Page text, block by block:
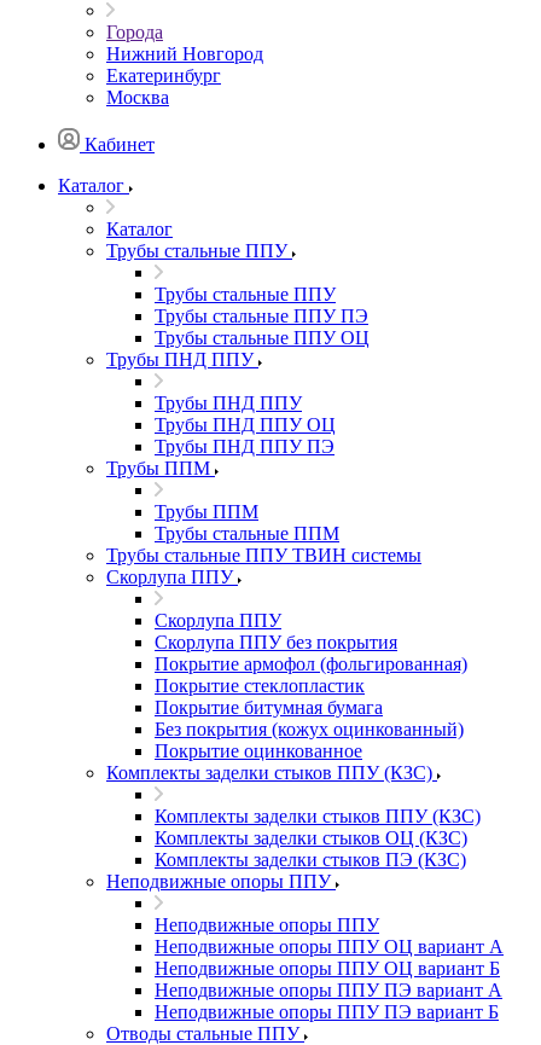
Города
Нижний Новгород
Екатеринбург
Москва
Кабинет
Каталог
Каталог
Трубы стальные ППУ
Трубы стальные ППУ
Трубы стальные ППУ ПЭ
Трубы стальные ППУ ОЦ
Трубы ПНД ППУ
Трубы ПНД ППУ
Трубы ПНД ППУ ОЦ
Трубы ПНД ППУ ПЭ
Трубы ППМ
Трубы ППМ
Трубы стальные ППМ
Трубы стальные ППУ ТВИН системы
Скорлупа ППУ
Скорлупа ППУ
Скорлупа ППУ без покрытия
Покрытие армофол (фольгированная)
Покрытие стеклопластик
Покрытие битумная бумага
Без покрытия (кожух оцинкованный)
Покрытие оцинкованное
Комплекты заделки стыков ППУ (КЗС)
Комплекты заделки стыков ППУ (КЗС)
Комплекты заделки стыков ОЦ (КЗС)
Комплекты заделки стыков ПЭ (КЗС)
Неподвижные опоры ППУ
Неподвижные опоры ППУ
Неподвижные опоры ППУ ОЦ вариант А
Неподвижные опоры ППУ ОЦ вариант Б
Неподвижные опоры ППУ ПЭ вариант А
Неподвижные опоры ППУ ПЭ вариант Б
Отводы стальные ППУ